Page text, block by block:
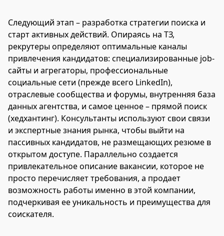
Следующий этап – разработка стратегии поиска и
старт активных действий. Опираясь на ТЗ,
рекрутеры определяют оптимальные каналы
привлечения кандидатов: специализированные job-
сайты и агрегаторы, профессиональные
социальные сети (прежде всего LinkedIn),
отраслевые сообщества и форумы, внутренняя база
данных агентства, и самое ценное – прямой поиск
(хедхантинг). Консультанты используют свои связи
и экспертные знания рынка, чтобы выйти на
пассивных кандидатов, не размещающих резюме в
открытом доступе. Параллельно создается
привлекательное описание вакансии, которое не
просто перечисляет требования, а продает
возможность работы именно в этой компании,
подчеркивая ее уникальность и преимущества для
соискателя.